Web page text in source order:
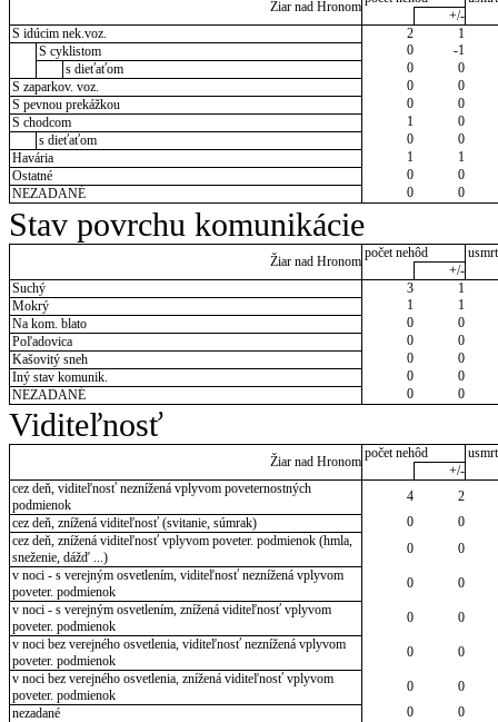
Žiar nad Hronom
+/-
S idúcim nek.voz.
2
1
S cyklistom
0
-1
s dieťaťom
0
0
S zaparkov. voz.
0
0
S pevnou prekážkou
0
0
S chodcom
1
0
s dieťaťom
0
0
Havária
1
1
Ostatné
0
0
NEZADANÉ
0 0
Stav povrchu komunikácie
Žiar nad Hronom
počet nehôd
+/-
Suchý
3
1
Mokrý
1
1
Na kom. blato
0
0
Poľadovica
0
0
Kašovitý sneh
0
0
Iný stav komunik.
0
0
NEZADANÉ
0 0
Viditeľnosť
Žiar nad Hronom
počet nehôd
+/-
cez deň, viditeľnosť neznížená vplyvom poveternostných
podmienok
4
2
cez deň, znížená viditeľnosť (svitanie, súmrak)
0
0
cez deň, znížená viditeľnosť vplyvom poveter. podmienok (hmla,
sneženie, dážď ...)
0
0
v noci - s verejným osvetlením, viditeľnosť neznížená vplyvom
poveter. podmienok
0
0
v noci - s verejným osvetlením, znížená viditeľnosť vplyvom
poveter. podmienok
0
0
v noci bez verejného osvetlenia, viditeľnosť neznížená vplyvom
poveter. podmienok
0
0
v noci bez verejného osvetlenia, znížená viditeľnosť vplyvom
poveter. podmienok
0
0
nezadané
0 0